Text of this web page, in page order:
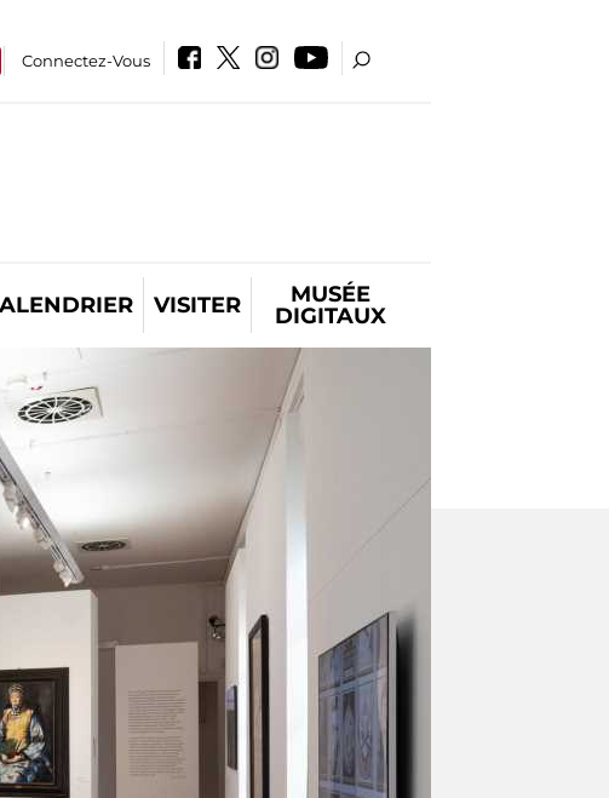
Connectez-Vous
VISITER
MUSÉE
DIGITAUX